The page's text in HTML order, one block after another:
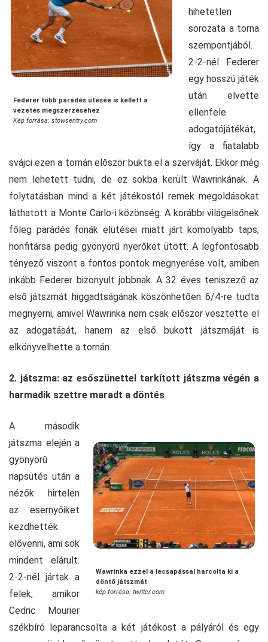
Federer több parádés ütésée is kellett a
vezetés megszerzéséhez
Kép forrása: stowsentry.com
hihetetlen
sorozata a torna
szempontjából.
2-2-nél Federer
egy hosszú játék
után elvette
ellenfele
adogatójátékát,
így a fiatalabb
svájci ezen a tornán először bukta el a szerváját. Ekkor még
nem lehetett tudni, de ez sokba került Wawrinkának. A
folytatásban mind a két játékostól remek megoldásokat
láthatott a Monte Carlo-i közönség. A korábbi világelsőnek
főleg parádés fonák elütései miatt járt komolyabb taps,
honfitársa pedig gyönyörű nyerőket ütött. A legfontosabb
tényező viszont a fontos pontok megnyerése volt, amiben
inkább Federer bizonyult jobbnak. A 32 éves teniszező az
első játszmát higgadtságának köszönhetően 6/4-re tudta
megnyerni, amivel Wawrinka nem csak először vesztette el
az adogatását, hanem az első bukott játszmáját is
elkönyvelhette a tornán.
2. játszma: az esőszünettel tarkított játszma végén a
harmadik szettre maradt a döntés
Wawrinka ezzel a lecsapással harcolta ki a
döntő játszmát
kép forrása: twitter.com
A második
játszma elején a
gyönyörű
napsütés után a
nézők hirtelen
az esernyőiket
kezdhették
elővenni, ami sok
mindent elárult.
2-2-nél jártak a
felek, amikor
Cedric Mourier
székbíró leparancsolta a két játékost a pályáról és egy